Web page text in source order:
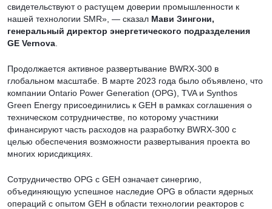
свидетельствуют о растущем доверии промышленности к
нашей технологии SMR», — сказал Мави Зингони,
генеральный директор энергетического подразделения
GE Vernova
Продолжается активное развертывание BWRX-300 в
глобальном масштабе. В марте 2023 года было объявлено, что
компании Ontario Power Generation (OPG), TVA и Synthos
Green Energy присоединились к GEH в рамках соглашения о
техническом сотрудничестве, по которому участники
финансируют часть расходов на разработку BWRX-300 с
целью обеспечения возможности развертывания проекта во
многих юрисдикциях.
Сотрудничество OPG с GEH означает синергию,
объединяющую успешное наследие OPG в области ядерных
операций с опытом GEH в области технологии реакторов с